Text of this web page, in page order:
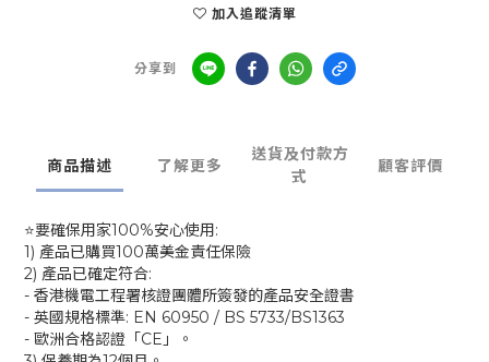
加入追蹤清單
分享到
商品描述 了解更多
送貨及付款方
式
顧客評價
⭐要確保用家100%安心使用:
1) 產品已購買100萬美金責任保險
2) 產品已確定符合:
- 香港機電工程署核證團體所簽發的產品安全證書
- 英國規格標準: EN 60950 / BS 5733/BS1363
- 歐洲合格認證「CE」。